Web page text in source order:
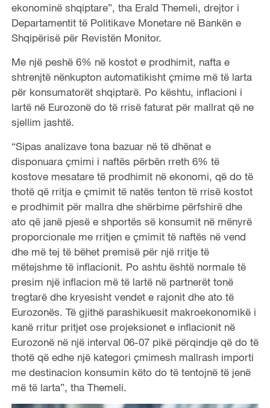
ekonominë shqiptare”, tha Erald Themeli, drejtor i
Departamentit të Politikave Monetare në Bankën e
Shqipërisë për Revistën Monitor.
Me një peshë 6% në kostot e prodhimit, nafta e
shtrenjtë nënkupton automatikisht çmime më të larta
për konsumatorët shqiptarë. Po kështu, inflacioni i
lartë në Eurozonë do të rrisë faturat për mallrat që ne
sjellim jashtë.
“Sipas analizave tona bazuar në të dhënat e
disponuara çmimi i naftës përbën rreth 6% të
kostove mesatare të prodhimit në ekonomi, që do të
thotë që rritja e çmimit të natës tenton të rrisë kostot
e prodhimit për mallra dhe shërbime përfshirë dhe
ato që janë pjesë e shportës së konsumit në mënyrë
proporcionale me rritjen e çmimit të naftës në vend
dhe më tej të bëhet premisë për një rritje të
mëtejshme të inflacionit. Po ashtu është normale të
presim një inflacion më të lartë në partnerët tonë
tregtarë dhe kryesisht vendet e rajonit dhe ato të
Eurozonës. Të gjithë parashikuesit makroekonomikë i
kanë rritur pritjet ose projeksionet e inflacionit në
Eurozonë në një interval 06-07 pikë përqindje që do të
thotë që edhe një kategori çmimesh mallrash importi
me destinacion konsumin këto do të tentojnë të jenë
më të larta”, tha Themeli.